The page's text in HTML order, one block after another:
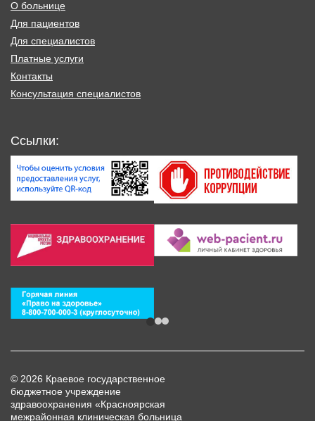
О больнице
Для пациентов
Для специалистов
Платные услуги
Контакты
Консультация специалистов
Ссылки:
© 2026 Краевое государственное
бюджетное учреждение
здравоохранения «Красноярская
межрайонная клиническая больница